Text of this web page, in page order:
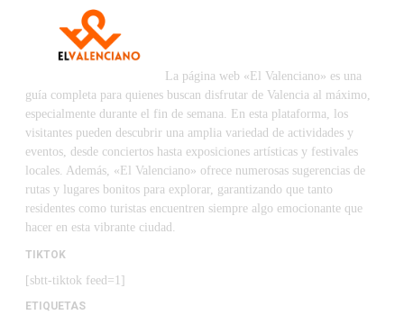
La página web «El Valenciano» es una
guía completa para quienes buscan disfrutar de Valencia al máximo,
especialmente durante el fin de semana. En esta plataforma, los
visitantes pueden descubrir una amplia variedad de actividades y
eventos, desde conciertos hasta exposiciones artísticas y festivales
locales. Además, «El Valenciano» ofrece numerosas sugerencias de
rutas y lugares bonitos para explorar, garantizando que tanto
residentes como turistas encuentren siempre algo emocionante que
hacer en esta vibrante ciudad.
TIKTOK
[sbtt-tiktok feed=1]
ETIQUETAS